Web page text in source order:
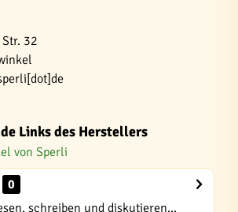
32
Links des Herstellers
von Sperli
0
schreiben und diskutieren...